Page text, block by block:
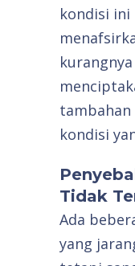
kondisi
kondisi
Tidak
Ada
yang